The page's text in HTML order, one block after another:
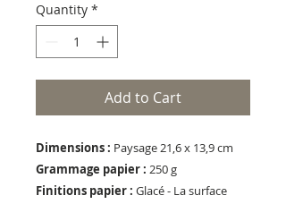
Quantity *
Add to Cart
Dimensions : Paysage 21,6 x 13,9 cm
Grammage papier : 250 g
Finitions papier : Glacé - La surface